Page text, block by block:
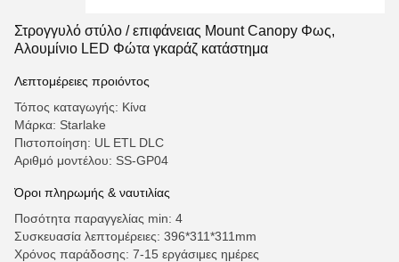
Στρογγυλό στύλο / επιφάνειας Mount Canopy Φως,
Αλουμίνιο LED Φώτα γκαράζ κατάστημα
Λεπτομέρειες προιόντος
Τόπος καταγωγής: Κίνα
Μάρκα: Starlake
Πιστοποίηση: UL ETL DLC
Αριθμό μοντέλου: SS-GP04
Όροι πληρωμής & ναυτιλίας
Ποσότητα παραγγελίας min: 4
Συσκευασία λεπτομέρειες: 396*311*311mm
Χρόνος παράδοσης: 7-15 εργάσιμες ημέρες